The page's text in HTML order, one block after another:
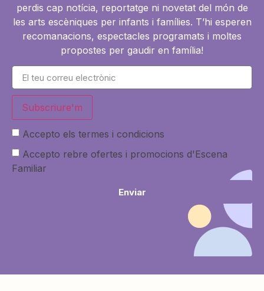
perdis cap notícia, reportatge ni novetat del món de
les arts escèniques per infants i famílies. T’hi esperen
recomanacions, espectacles programats i moltes
propostes per gaudir en família!
Subscriure'm
Accepto els termes i condicions
Accepto rebre ofertes i promocions d'Escena
Familiar
Enviar